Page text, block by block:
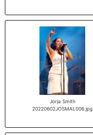
Jorja Smith
20220602JOSMAL006.jpg